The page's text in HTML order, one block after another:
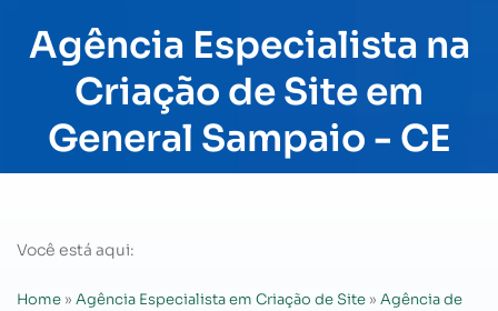
Agência Especialista na
Criação de Site em
General Sampaio - CE
Você está aqui:
Home » Agência Especialista em Criação de Site » Agência de